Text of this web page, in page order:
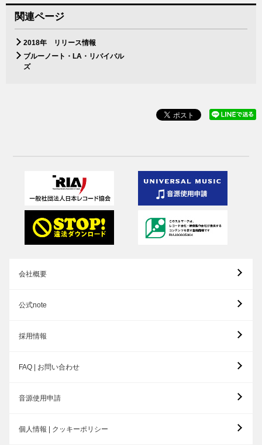
関連ページ
2018年 リリース情報
ブルーノート・LA・リバイバル
ズ
会社概要
公式note
採用情報
FAQ | お問い合わせ
音源使用申請
個人情報 | クッキーポリシー